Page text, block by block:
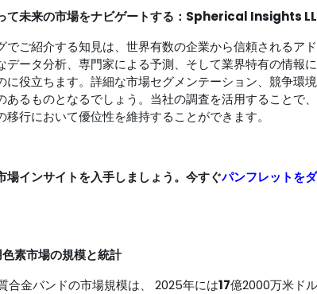
て未来の市場をナビゲートする：Spherical Insights
でご紹介する知見は、世界有数の企業から信頼される
データ分析、専門家による予測、そして業界特有の情報
に役立ちます。詳細な市場セグメンテーション、競争環
あるものとなるでしょう。当社の調査を活用することで
移行において優位性を維持することができます。
場インサイトを入手しましょう。今すぐパンフレットを
色素市場の規模と統計
合金バンドの市場規模は、 2025年には17億2000万米ド